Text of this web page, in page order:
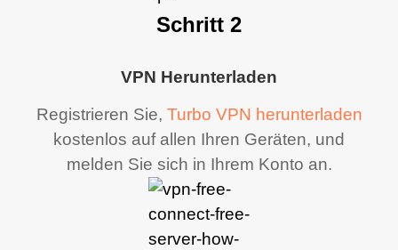
VPN Herunterladen
Registrieren Sie, Turbo VPN herunterladen
kostenlos auf allen Ihren Geräten, und
melden Sie sich in Ihrem Konto an.
Schritt 2